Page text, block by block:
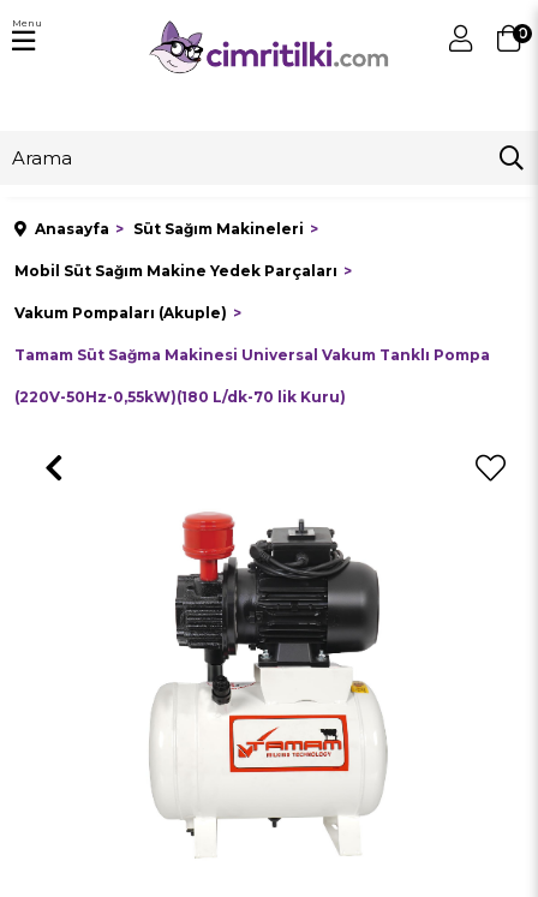
0
Menu
Anasayfa Süt Sağım Makineleri
Mobil Süt Sağım Makine Yedek Parçaları
Vakum Pompaları (Akuple)
Tamam Süt Sağma Makinesi Universal Vakum Tanklı Pompa
(220V-50Hz-0,55kW)(180 L/dk-70 lik Kuru)